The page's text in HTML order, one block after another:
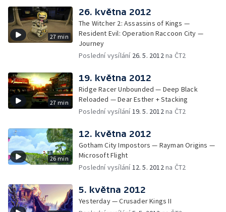
27 min
26. května 2012
The Witcher 2: Assassins of Kings —
Resident Evil: Operation Raccoon City —
Journey
Poslední vysílání 26. 5. 2012na ČT2
27 min
19. května 2012
Ridge Racer Unbounded — Deep Black
Reloaded — Dear Esther + Stacking
Poslední vysílání19. 5. 2012na ČT2
26 min
12. května 2012
Gotham City Impostors — Rayman Origins —
Microsoft Flight
Poslední vysílání12. 5. 2012na ČT2
5. května 2012
Yesterday — Crusader Kings II